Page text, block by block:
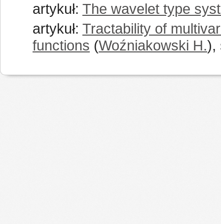
artykuł: The wavelet type
artykuł: Tractability of
functions (Woźniakowski H.),